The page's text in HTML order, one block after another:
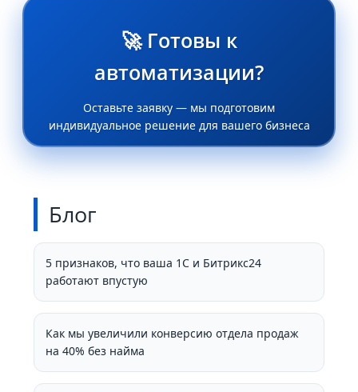
🚀 Готовы к
автоматизации?
Оставьте заявку — мы подготовим
индивидуальное решение для вашего бизнеса
Блог
5 признаков, что ваша 1С и Битрикс24
работают впустую
Как мы увеличили конверсию отдела продаж
на 40% без найма